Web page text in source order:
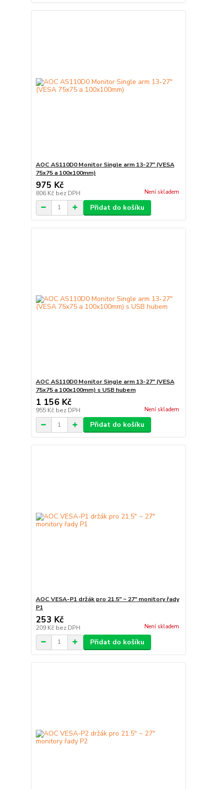
AOC AS110D0 Monitor Single arm 13-27" (VESA
75x75 a 100x100mm)
975 Kč
806 Kč bez DPH Není skladem
Přidat do košíku
AOC AS110D0 Monitor Single arm 13-27" (VESA
75x75 a 100x100mm) s USB hubem
1 156 Kč
955 Kč bez DPH Není skladem
Přidat do košíku
AOC VESA-P1 držák pro 21.5" ~ 27" monitory řady
P1
253 Kč
209 Kč bez DPH Není skladem
Přidat do košíku